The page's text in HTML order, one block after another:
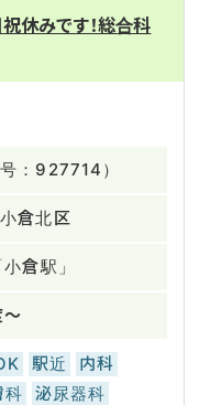
休みです！総合科
：927714）
倉北区
倉駅」
駅近
内科
科
泌尿器科